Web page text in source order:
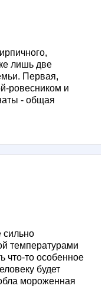
лишь две
Первая,
ровесником и
- общая
сильно
температурами
что-то особенное
будет
мороженная